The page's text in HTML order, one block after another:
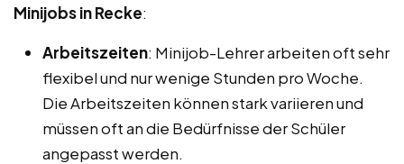
Minijobs in Recke:
Arbeitszeiten: Minijob-Lehrer arbeiten oft sehr
flexibel und nur wenige Stunden pro Woche.
Die Arbeitszeiten können stark variieren und
müssen oft an die Bedürfnisse der Schüler
angepasst werden.